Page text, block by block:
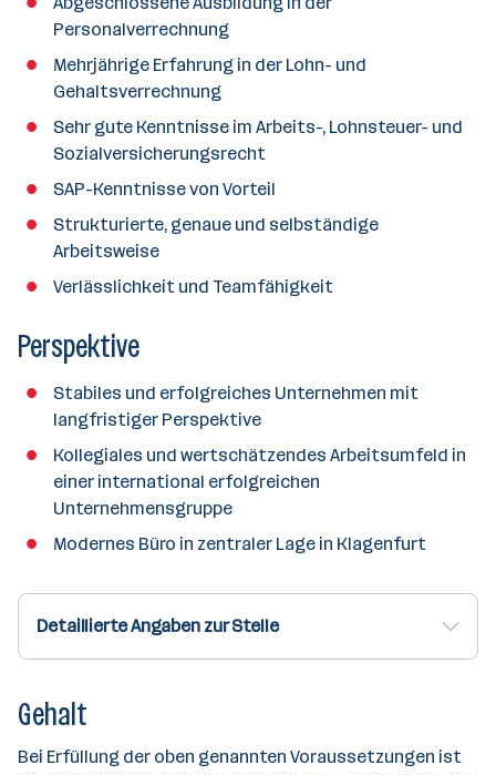
Personalverrechnung
Mehrjährige Erfahrung in der Lohn- und
Gehaltsverrechnung
Sehr gute Kenntnisse im Arbeits-, Lohnsteuer- und
Sozialversicherungsrecht
SAP-Kenntnisse von Vorteil
Strukturierte, genaue und selbständige
Arbeitsweise
Verlässlichkeit und Teamfähigkeit
Perspektive
Stabiles und erfolgreiches Unternehmen mit
langfristiger Perspektive
Kollegiales und wertschätzendes Arbeitsumfeld in
einer international erfolgreichen
Unternehmensgruppe
Modernes Büro in zentraler Lage in Klagenfurt
Detaillierte Angaben zur Stelle
Gehalt
Bei Erfüllung der oben genannten Voraussetzungen ist